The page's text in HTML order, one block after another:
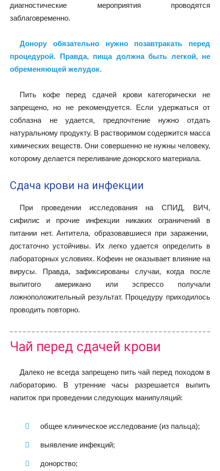
диагностические мероприятия проводятся
заблаговременно.
Донору обязательно нужно позавтракать перед
процедурой. Правда, пища должна быть легкой, не
обременяющей желудок.
Пить кофе перед сдачей крови категорически не
запрещено, но не рекомендуется. Если удержаться от
соблазна не удается, предпочтение нужно отдать
натуральному продукту. В растворимом содержится масса
химических веществ. Они совершенно не нужны человеку,
которому делается переливание донорского материала.
Сдача крови на инфекции
При проведении исследования на СПИД, ВИЧ,
сифилис и прочие инфекции никаких ограничений в
питании нет. Антитела, образовавшиеся при заражении,
достаточно устойчивы. Их легко удается определить в
лабораторных условиях. Кофеин не оказывает влияние на
вирусы. Правда, зафиксированы случаи, когда после
выпитого американо или эспрессо получали
ложноположительный результат. Процедуру приходилось
проводить повторно.
Чай перед сдачей крови
Далеко не всегда запрещено пить чай перед походом в
лабораторию. В утренние часы разрешается выпить
напиток при проведении следующих манипуляций:
общее клиническое исследование (из пальца);
выявление инфекций;
донорство;